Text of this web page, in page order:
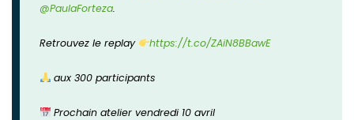
@PaulaForteza.
Retrouvez le replay https://t.co/ZAiN8BBawE
aux 300 participants
Prochain atelier vendredi 10 avril